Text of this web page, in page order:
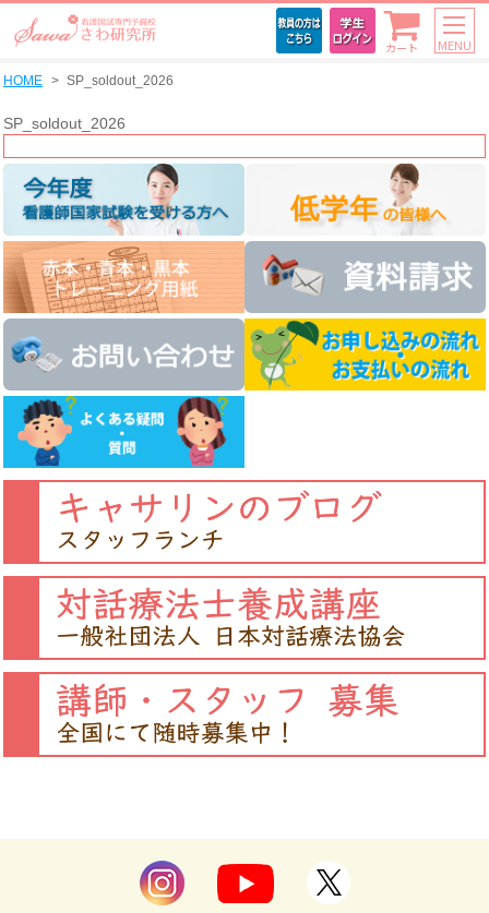
カート MENU
HOME SP_soldout_2026
SP_soldout_2026